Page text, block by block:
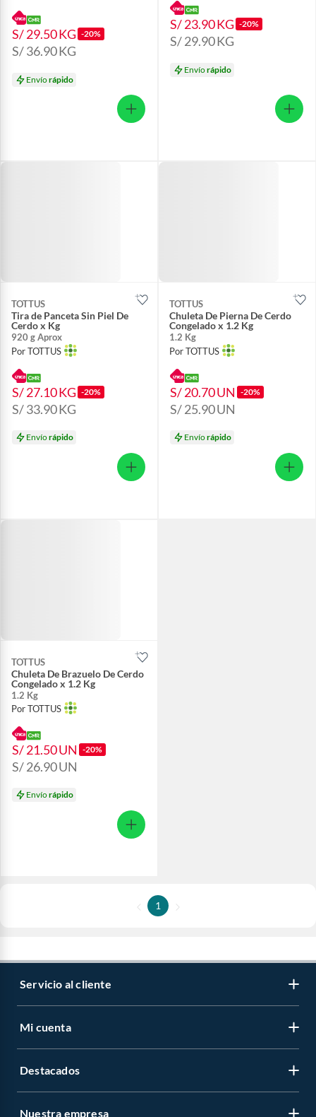
S/ 29.50KG -20%
S/ 36.90KG
Envíorápido
S/ 23.90KG -20%
S/ 29.90KG
Envíorápido
TOTTUS
Tira de Panceta Sin Piel De
Cerdo x Kg
920 g Aprox
Por TOTTUS
S/ 27.10KG -20%
S/ 33.90KG
Envíorápido
TOTTUS
Chuleta De Pierna De Cerdo
Congelado x 1.2 Kg
1.2 Kg
Por TOTTUS
S/ 20.70UN -20%
S/ 25.90UN
Envíorápido
TOTTUS
Chuleta De Brazuelo De Cerdo
Congelado x 1.2 Kg
1.2 Kg
Por TOTTUS
S/ 21.50UN -20%
S/ 26.90UN
Envíorápido
1
Servicio al cliente
Mi cuenta
Destacados
Nuestra empresa